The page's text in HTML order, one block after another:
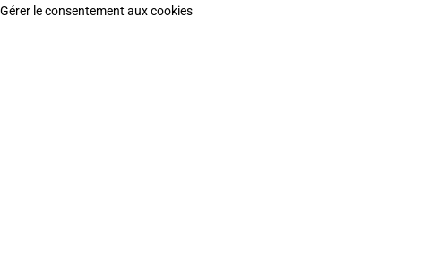
Gérer le consentement aux cookies